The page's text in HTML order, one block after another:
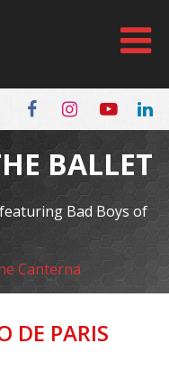
BALLET
Bad Boys of
Canterna
DE PARIS